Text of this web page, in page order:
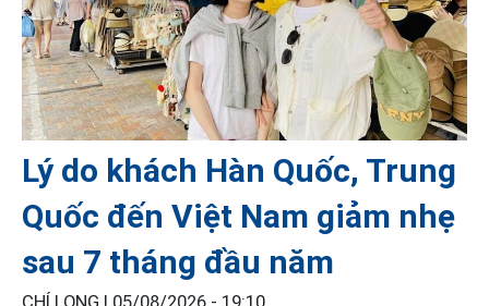
Lý do khách Hàn Quốc, Trung
Quốc đến Việt Nam giảm nhẹ
sau 7 tháng đầu năm